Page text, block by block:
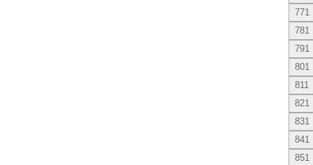
771
781
791
801
811
821
831
841
851